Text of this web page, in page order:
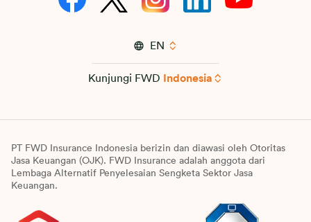
EN
Kunjungi FWD Indonesia
PT FWD Insurance Indonesia berizin dan diawasi oleh Otoritas
Jasa Keuangan (OJK). FWD Insurance adalah anggota dari
Lembaga Alternatif Penyelesaian Sengketa Sektor Jasa
Keuangan.